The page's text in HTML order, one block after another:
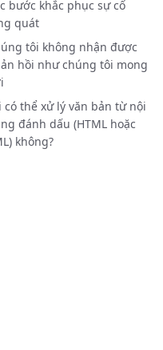
bước khắc phục sự cố
quát
tôi không nhận được
hồi như chúng tôi mong
có thể xử lý văn bản từ nội
đánh dấu (HTML hoặc
không?